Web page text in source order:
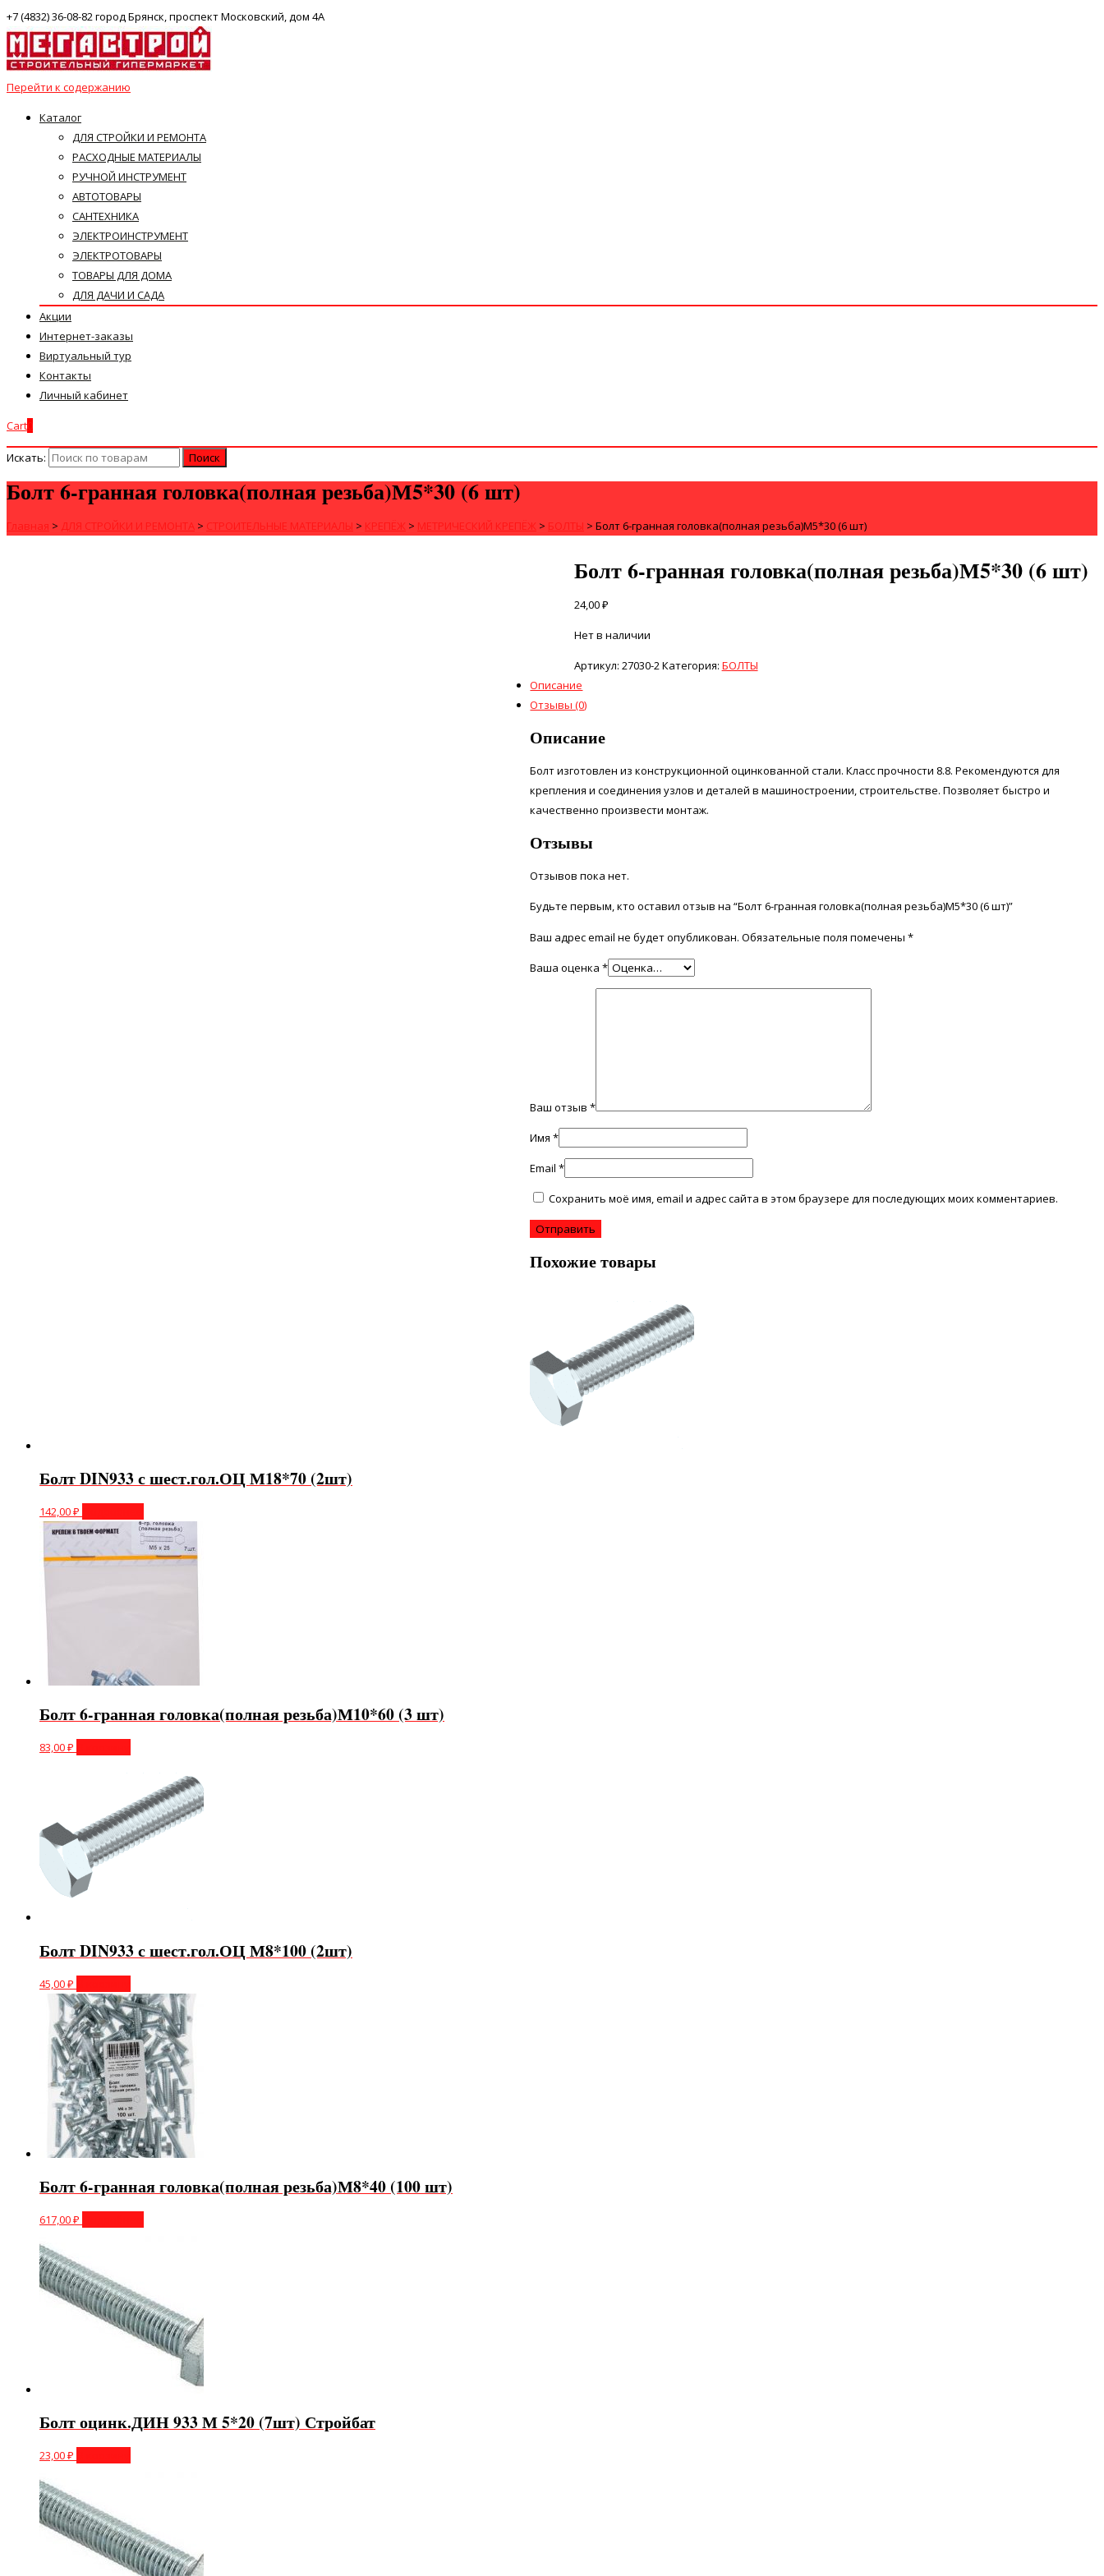
+7 (4832) 36-08-82 город Брянск, проспект Московский, дом 4А
Перейти к содержанию
Каталог
ДЛЯ СТРОЙКИ И РЕМОНТА
РАСХОДНЫЕ МАТЕРИАЛЫ
РУЧНОЙ ИНСТРУМЕНТ
АВТОТОВАРЫ
САНТЕХНИКА
ЭЛЕКТРОИНСТРУМЕНТ
ЭЛЕКТРОТОВАРЫ
ТОВАРЫ ДЛЯ ДОМА
ДЛЯ ДАЧИ И САДА
Акции
Интернет-заказы
Виртуальный тур
Контакты
Личный кабинет
Cart
Искать:
Болт 6-гранная головка(полная резьба)М5*30 (6 шт)
Главная > ДЛЯ СТРОЙКИ И РЕМОНТА > СТРОИТЕЛЬНЫЕ МАТЕРИАЛЫ > КРЕПЁЖ > МЕТРИЧЕСКИЙ КРЕПЁЖ > БОЛТЫ > Болт 6-гранная головка(полная резьба)М5*30 (6 шт)
Болт 6-гранная головка(полная резьба)М5*30 (6 шт)
24,00₽
Нет в наличии
Артикул: 27030-2Категория: БОЛТЫ
Описание
Отзывы (0)
Описание
Болт изготовлен из конструкционной оцинкованной стали. Класс прочности 8.8. Рекомендуются для
крепления и соединения узлов и деталей в машиностроении, строительстве. Позволяет быстро и
качественно произвести монтаж.
Отзывы
Отзывов пока нет.
Будьте первым, кто оставил отзыв на “Болт 6-гранная головка(полная резьба)М5*30 (6 шт)”
Ваш адрес email не будет опубликован. Обязательные поля помечены*
Ваша оценка*
Ваш отзыв*
Имя*
Email*
Сохранить моё имя, email и адрес сайта в этом браузере для последующих моих комментариев.
Похожие товары
Болт DIN933 с шест.гол.ОЦ М18*70 (2шт)
142,00₽
Болт 6-гранная головка(полная резьба)М10*60 (3 шт)
83,00₽
Болт DIN933 с шест.гол.ОЦ М8*100 (2шт)
45,00₽
Болт 6-гранная головка(полная резьба)М8*40 (100 шт)
617,00₽
Болт оцинк.ДИН 933 М 5*20 (7шт) Стройбат
23,00₽